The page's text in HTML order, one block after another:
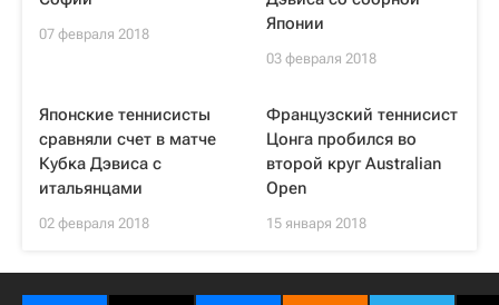
07 февраля 2018
Японии
03 февраля 2018
Японские теннисисты
сравняли счет в матче
Кубка Дэвиса с
итальянцами
02 февраля 2018
Французский теннисист
Цонга пробился во
второй круг Australian
Open
15 января 2018